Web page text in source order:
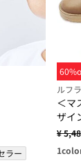
ラー
ルフ
＜マ
ザイ
¥
1